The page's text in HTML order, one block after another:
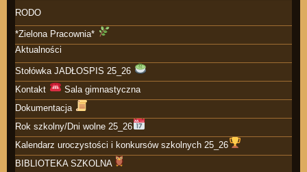
RODO
*Zielona Pracownia*
Aktualności
Stołówka JADŁOSPIS 25_26
Kontakt
Sala gimnastyczna
Dokumentacja
Rok szkolny/Dni wolne 25_26
Kalendarz uroczystości i konkursów szkolnych 25_26
BIBLIOTEKA SZKOLNA